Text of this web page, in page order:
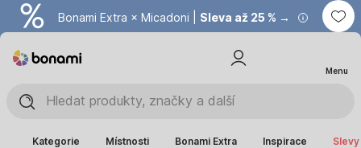
Bonami Extra × Micadoni | Sleva až 25 % →
Summer Sale | Ušetřete až 40 % →
Menu
Kategorie Místnosti Bonami Extra Inspirace